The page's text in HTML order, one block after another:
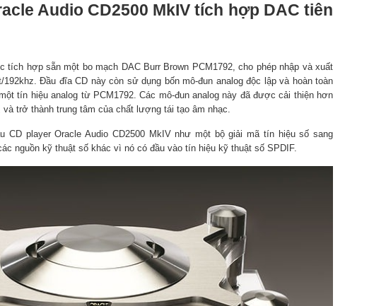
Audio CD2500 MkIV tích hợp DAC tiên
tích hợp sẵn một bo mạch DAC Burr Brown PCM1792, cho phép nhập và xuất
Đầu đĩa CD này còn sử dụng bốn mô-đun analog độc lập và hoàn toàn
tín hiệu analog từ PCM1792. Các mô-đun analog này đã được cải thiện hơn
trở thành trung tâm của chất lượng tái tạo âm nhạc.
CD player Oracle Audio CD2500 MkIV như một bộ giải mã tín hiệu số sang
nguồn kỹ thuật số khác vì nó có đầu vào tín hiệu kỹ thuật số SPDIF.